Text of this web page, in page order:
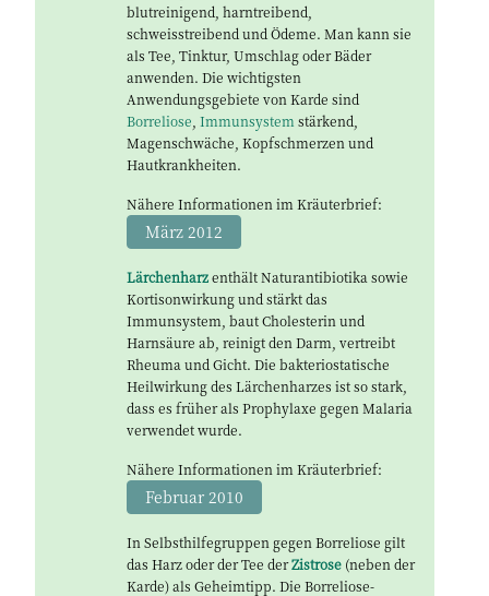
blutreinigend, harntreibend,
schweisstreibend und Ödeme. Man kann sie
als Tee, Tinktur, Umschlag oder Bäder
anwenden. Die wichtigsten
Anwendungsgebiete von Karde sind
Borreliose Immunsystem stärkend,
Magenschwäche, Kopfschmerzen und
Hautkrankheiten.
Nähere Informationen im Kräuterbrief:
März 2012
Lärchenharzenthält Naturantibiotika sowie
Kortisonwirkung und stärkt das
Immunsystem, baut Cholesterin und
Harnsäure ab, reinigt den Darm, vertreibt
Rheuma und Gicht. Die bakteriostatische
Heilwirkung des Lärchenharzes ist so stark,
dass es früher als Prophylaxe gegen Malaria
verwendet wurde.
Nähere Informationen im Kräuterbrief:
Februar 2010
In Selbsthilfegruppen gegen Borreliose gilt
das Harz oder der Tee derZistrose (neben der
Karde) als Geheimtipp. Die Borreliose-